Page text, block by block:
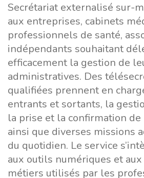
Secrétariat externalisé sur-
aux entreprises, cabinets
professionnels de santé,
indépendants souhaitant
efficacement la gestion de
administratives. Des
qualifiées prennent en
entrants et sortants, la
la prise et la confirmation de
ainsi que diverses missions
du quotidien. Le service
aux outils numériques et
métiers utilisés par les